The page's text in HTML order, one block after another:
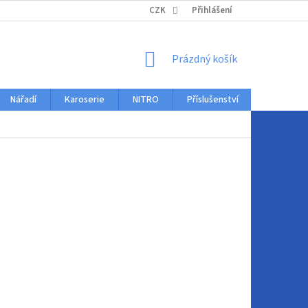
CZK Přihlášení
NÁKUPNÍ
Prázdný košík
Nářadí Karoserie NITRO Příslušenství